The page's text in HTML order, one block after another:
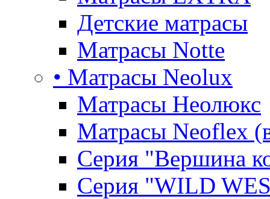
Детские матрасы
Матрасы Notte
• Матрасы Neolux
Матрасы Неолюкс
Матрасы Neoflex
Серия "Вершина
Серия "WILD